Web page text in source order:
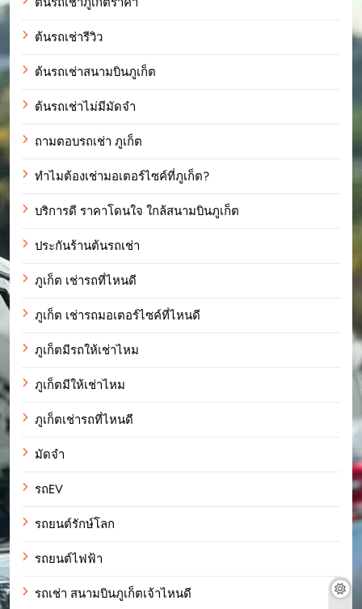
ต้นรถเช่ารีวิว
ต้นรถเช่าสนามบินภูเก็ต
ต้นรถเช่าไม่มีมัดจำ
ถามตอบรถเช่า ภูเก็ต
ทำไมต้องเช่ามอเตอร์ไซค์ที่ภูเก็ต?
บริการดี ราคาโดนใจ ใกล้สนามบินภูเก็ต
ประกันร้านต้นรถเช่า
ภูเก็ต เช่ารถที่ไหนดี
ภูเก็ต เช่ารถมอเตอร์ไซค์ที่ไหนดี
ภูเก็ตมีรถให้เช่าไหม
ภูเก็ตมีให้เช่าไหม
ภูเก็ตเช่ารถที่ไหนดี
มัดจำ
รถEV
รถยนต์รักษ์โลก
รถยนต์ไฟฟ้า
รถเช่า สนามบินภูเก็ตเจ้าไหนดี